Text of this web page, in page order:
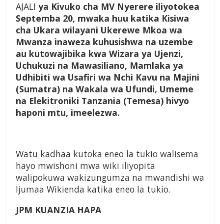
AJALI ya Kivuko cha MV Nyerere iliyotokea
Septemba 20, mwaka huu katika Kisiwa
cha Ukara wilayani Ukerewe Mkoa wa
Mwanza inaweza kuhusishwa na uzembe
au kutowajibika kwa Wizara ya Ujenzi,
Uchukuzi na Mawasiliano, Mamlaka ya
Udhibiti wa Usafiri wa Nchi Kavu na Majini
(Sumatra) na Wakala wa Ufundi, Umeme
na Elekitroniki Tanzania (Temesa) hivyo
haponi mtu, imeelezwa.
Watu kadhaa kutoka eneo la tukio walisema
hayo mwishoni mwa wiki iliyopita
walipokuwa wakizungumza na mwandishi wa
Ijumaa Wikienda katika eneo la tukio.
JPM KUANZIA HAPA